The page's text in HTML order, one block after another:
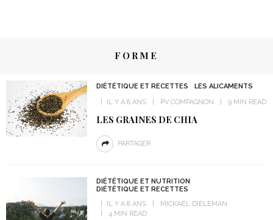
FORME
DIÉTÉTIQUE ET RECETTES
LES ALICAMENTS
IL Y A 8 ANS
PV COMPAGNON 9 MIN READ
LES GRAINES DE CHIA
PARTAGER
DIÉTÉTIQUE ET NUTRITION
DIÉTÉTIQUE ET RECETTES
IL Y A 8 ANS
MICKAËL DIELEMAN
4 MIN READ